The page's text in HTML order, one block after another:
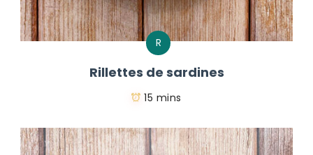
R
Rillettes de sardines
15 mins